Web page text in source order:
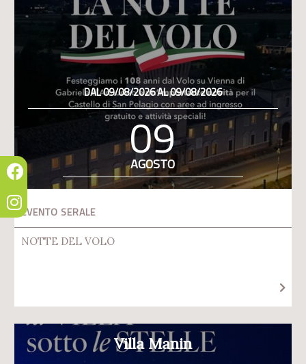
DAL 09/08/2026 AL 09/08/2026
09
AGOSTO
EVENTO SERALE
NOTTE DEL VOLO
Villa Manin